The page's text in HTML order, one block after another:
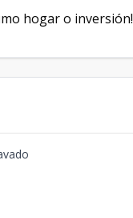
hogar o inversión!